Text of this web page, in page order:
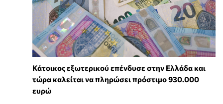
Κάτοικος εξωτερικού επένδυσε στην Ελλάδα και
τώρα καλείται να πληρώσει πρόστιμο 930.000
ευρώ